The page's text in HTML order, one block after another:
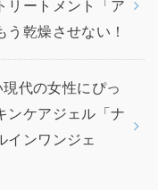
リートメント「ア
う乾燥させない！
代の女性にぴっ
ンケアジェル「ナ
インワンジェ